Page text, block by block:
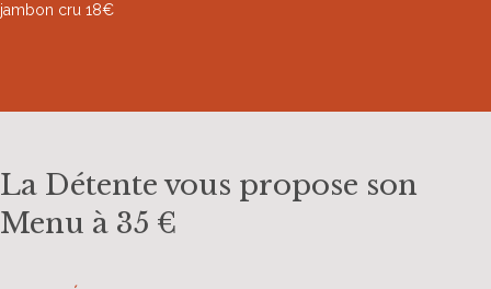
jambon cru 18€
La Détente vous propose son
Menu à 35 €